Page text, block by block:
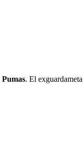
Pumas. El